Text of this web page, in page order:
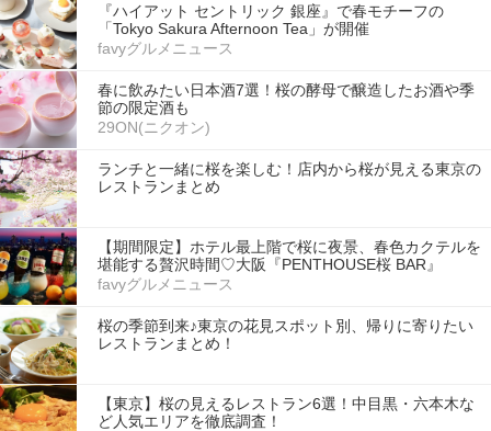
『ハイアット セントリック 銀座』で春モチーフの
「Tokyo Sakura Afternoon Tea」が開催
favyグルメニュース
春に飲みたい日本酒7選！桜の酵母で醸造したお酒や季
節の限定酒も
29ON(ニクオン)
ランチと一緒に桜を楽しむ！店内から桜が見える東京の
レストランまとめ
【期間限定】ホテル最上階で桜に夜景、春色カクテルを
堪能する贅沢時間♡大阪『PENTHOUSE桜 BAR』
favyグルメニュース
桜の季節到来♪東京の花見スポット別、帰りに寄りたい
レストランまとめ！
【東京】桜の見えるレストラン6選！中目黒・六本木な
ど人気エリアを徹底調査！